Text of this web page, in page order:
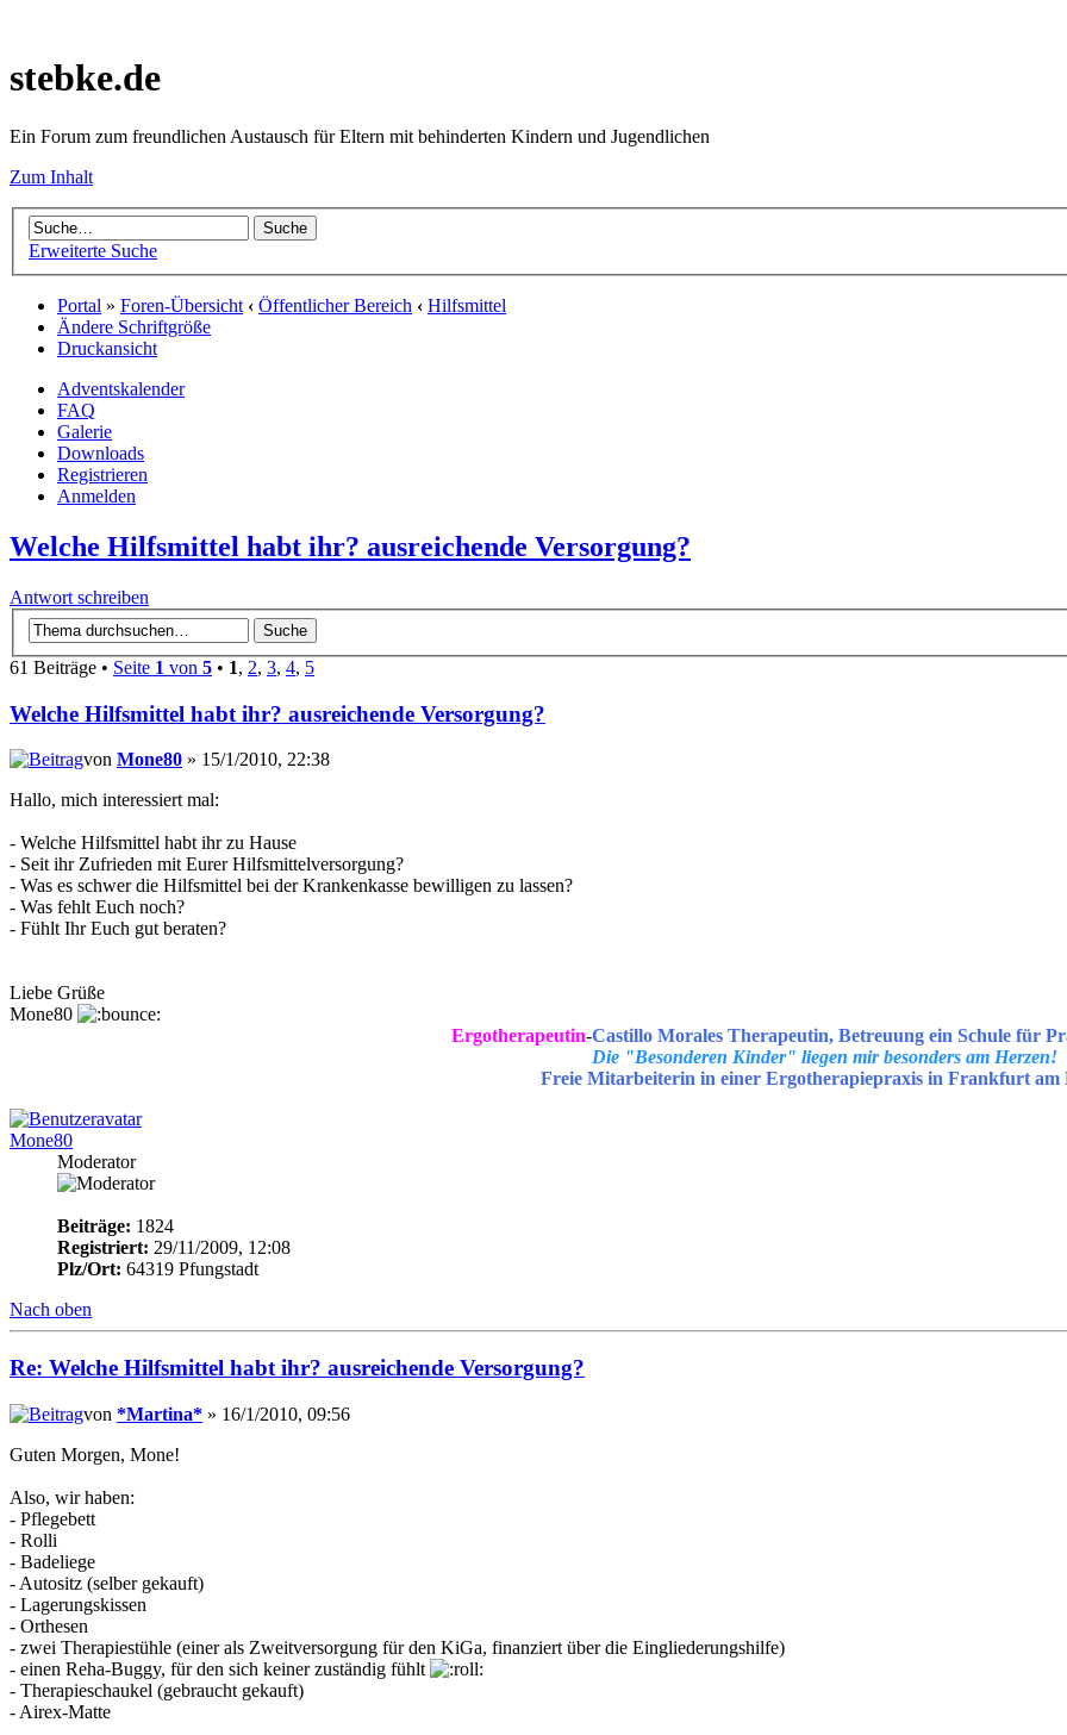
stebke.de
Ein Forum zum freundlichen Austausch für Eltern mit behinderten Kindern und Jugendlichen
Zum Inhalt
Erweiterte Suche
Portal » Foren-Übersicht ‹ Öffentlicher Bereich ‹ Hilfsmittel
Ändere Schriftgröße
Druckansicht
Adventskalender
FAQ
Galerie
Downloads
Registrieren
Anmelden
Welche Hilfsmittel habt ihr? ausreichende Versorgung?
Antwort schreiben
61 Beiträge • Seite 1 von 5 • 1, 2, 3, 4, 5
Welche Hilfsmittel habt ihr? ausreichende Versorgung?
von Mone80 » 15/1/2010, 22:38
Hallo, mich interessiert mal:
- Welche Hilfsmittel habt ihr zu Hause
- Seit ihr Zufrieden mit Eurer Hilfsmittelversorgung?
- Was es schwer die Hilfsmittel bei der Krankenkasse bewilligen zu lassen?
- Was fehlt Euch noch?
- Fühlt Ihr Euch gut beraten?
Liebe Grüße
Mone80
Ergotherapeutin-Castillo Morales Therapeutin, Betreuung ein Schule für
Die "Besonderen Kinder" liegen mir besonders am Herzen!
Freie Mitarbeiterin in einer Ergotherapiepraxis in Frankfurt am
Mone80
Moderator
Beiträge: 1824
Registriert: 29/11/2009, 12:08
Plz/Ort: 64319 Pfungstadt
Nach oben
Re: Welche Hilfsmittel habt ihr? ausreichende Versorgung?
von *Martina* » 16/1/2010, 09:56
Guten Morgen, Mone!
Also, wir haben:
- Pflegebett
- Rolli
- Badeliege
- Autositz (selber gekauft)
- Lagerungskissen
- Orthesen
- zwei Therapiestühle (einer als Zweitversorgung für den KiGa, finanziert über die Eingliederungshilfe)
- einen Reha-Buggy, für den sich keiner zuständig fühlt
- Therapieschaukel (gebraucht gekauft)
- Airex-Matte